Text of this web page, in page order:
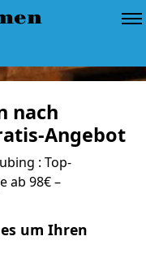
nach
Angebot
: Top-
ab 98€ –
um Ihren